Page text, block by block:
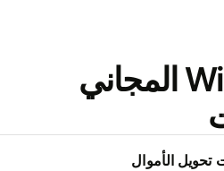
نزّل تطبيق Wise المجاني
الأموال